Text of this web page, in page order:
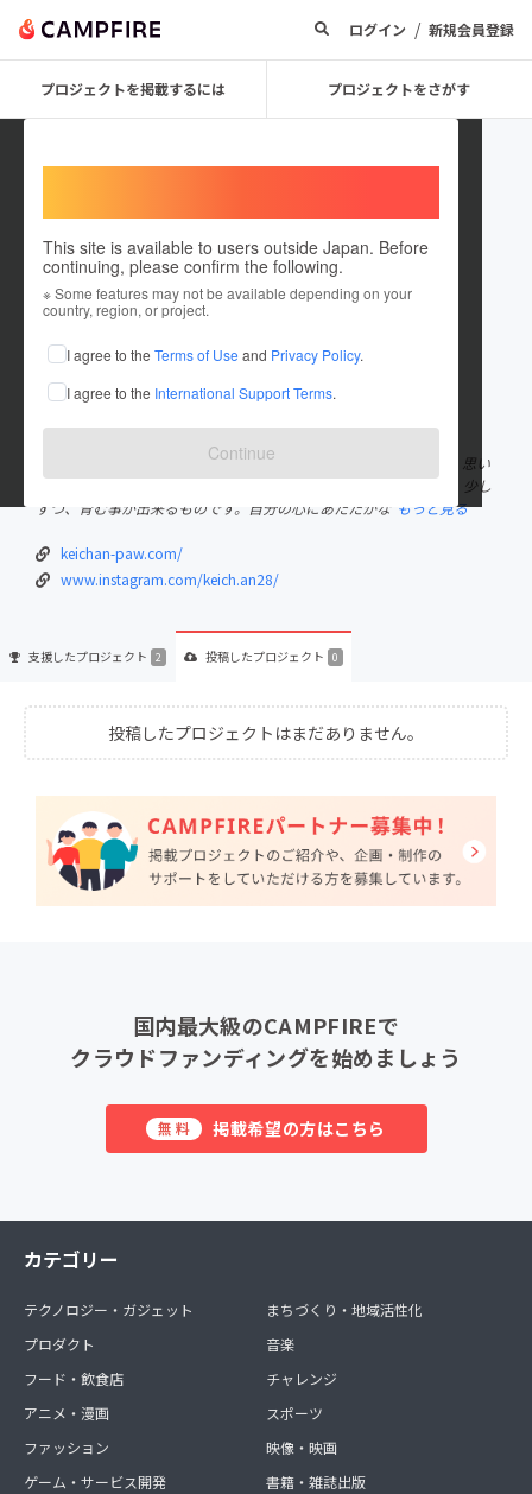
ログイン / 新規会員登録
プロジェクトを掲載するには プロジェクトをさがす
This site is available to users outside Japan. Before
continuing, please confirm the following.
※ Some features may not be available depending on your
country, region, or project.
I agree to the Terms of Use and Privacy Policy.
I agree to the International Support Terms.
Continue
熊倉恵子
これまでに2回支援しています
在住国：日本 現在地：静岡県
出身国：日本 出身地：未設定
私は学歴や知識よりも、大切な“心”を育むことを重んじています。思い
やりや素直さ、人を信じる気持ちは、どんなに過去がつらくとも、少し
ずつ、育む事が出来るものです。自分の心にあたたかな もっと見る
keichan-paw.com/
www.instagram.com/keich.an28/
支援したプロジェクト 2 投稿したプロジェクト 0
投稿したプロジェクトはまだありません。
国内最大級のCAMPFIREで
クラウドファンディングを始めましょう
無料 掲載希望の方はこちら
カテゴリー
テクノロジー・ガジェット
プロダクト
フード・飲食店
アニメ・漫画
ファッション
ゲーム・サービス開発
まちづくり・地域活性化
音楽
チャレンジ
スポーツ
映像・映画
書籍・雑誌出版